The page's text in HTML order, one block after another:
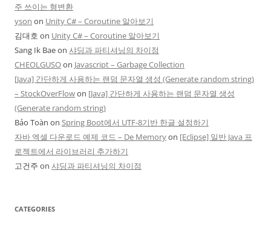
주 쓰이는 형변환
yson on Unity C# – Coroutine 알아보기
김대호 on Unity C# – Coroutine 알아보기
Sang Ik Baeon 샤딩과 파티셔닝의 차이점
CHEOLGUSOon Javascript – Garbage Collection
[Java] 간단하게 사용하는 랜덤 문자열 생성 (Generate random string)
– StockOverFlowon [Java] 간단하게 사용하는 랜덤 문자열 생성
(Generate random string)
Bảo Toàn on Spring Boot에서 UTF-8기반 한글 설정하기
자바 엑셀 다운로드 예제 코드 – De Memoryon [Eclipse] 일반 Java 프
로젝트에서 라이브러리 추가하기
고건주 on 샤딩과 파티셔닝의 차이점
CATEGORIES